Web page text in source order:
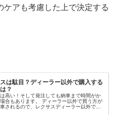
ケアも考慮した上で決定する
は駄目？ディーラー以外で購入する
？
高い！そして発注しても納車まで時間がか
合もあります。 ディーラー以外で買う方が
されるので、レクサスディーラー以外で購